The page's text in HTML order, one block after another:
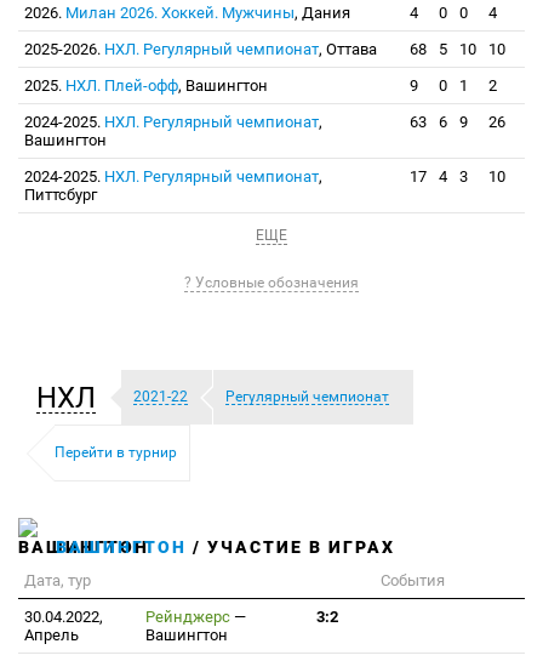
2026. Милан 2026. Хоккей. Мужчины, Дания 4 0 0
4
2025-2026. НХЛ. Регулярный чемпионат, Оттава 68 5 10
10
2025. НХЛ. Плей-офф, Вашингтон 9 0 1
2
2024-2025. НХЛ. Регулярный чемпионат,
Вашингтон
63 6 9 26
2024-2025. НХЛ. Регулярный чемпионат,
Питтсбург
17 4 3 10
ЕЩЕ
? Условные обозначения
НХЛ 2021-22 Регулярный чемпионат
Перейти в турнир
ВАШИНГТОН / УЧАСТИЕ В ИГРАХ
Дата, тур
События
30.04.2022,
Апрель
Рейнджерс —
Вашингтон
3:2